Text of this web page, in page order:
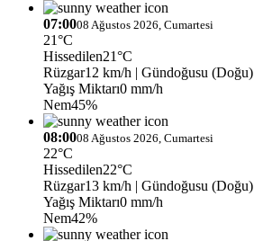
07:0008 Ağustos 2026, Cumartesi
21°C
Hissedilen21°C
Rüzgar12 km/h | Gündoğusu (Doğu)
Yağış Miktarı0 mm/h
Nem45%
08:0008 Ağustos 2026, Cumartesi
22°C
Hissedilen22°C
Rüzgar13 km/h | Gündoğusu (Doğu)
Yağış Miktarı0 mm/h
Nem42%